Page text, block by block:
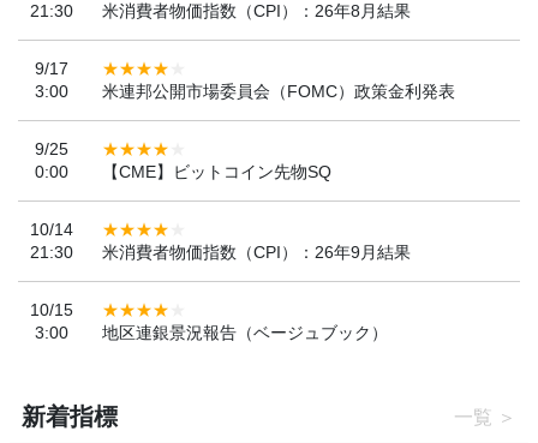
21:30
米消費者物価指数（CPI）：26年8月結果
9/17
3:00
米連邦公開市場委員会（FOMC）政策金利発表
9/25
0:00
【CME】ビットコイン先物SQ
10/14
21:30
米消費者物価指数（CPI）：26年9月結果
10/15
3:00
地区連銀景況報告（ベージュブック）
新着指標 一覧